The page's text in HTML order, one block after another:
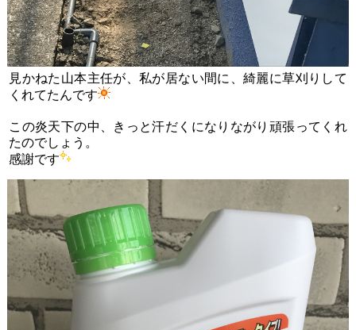
見かねた山本主任が、私が居ない間に、綺麗に草刈りして
くれてたんです
この炎天下の中、きっと汗だくになりながり頑張ってくれ
たのでしょう。
感謝です